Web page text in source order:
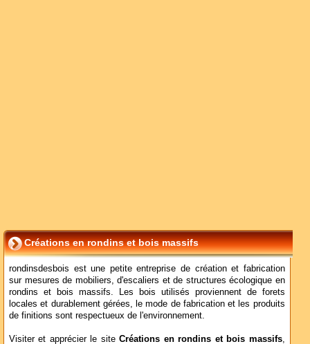
Créations en rondins et bois massifs
rondinsdesbois est une petite entreprise de création et fabrication
sur mesures de mobiliers, d'escaliers et de structures écologique en
rondins et bois massifs. Les bois utilisés proviennent de forets
locales et durablement gérées, le mode de fabrication et les produits
de finitions sont respectueux de l'environnement.
Visiter et apprécier le siteCréations en rondins et bois massifs,